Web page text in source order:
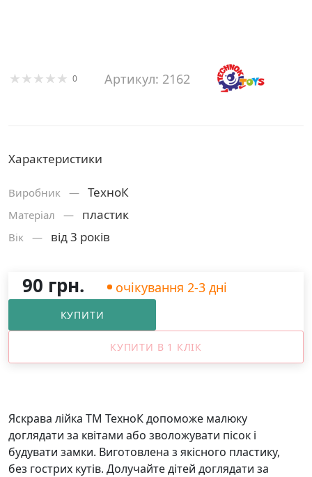
0 Артикул: 2162
Характеристики
Виробник — ТехноК
Матерiал — пластик
Вік — від 3 років
90 грн. очікування 2-3 дні
КУПИТИ
КУПИТИ В 1 КЛІК
Яскрава лійка ТМ ТехноК допоможе малюку
доглядати за квітами або зволожувати пісок і
будувати замки. Виготовлена з якісного пластику,
без гострих кутів. Долучайте дітей доглядати за